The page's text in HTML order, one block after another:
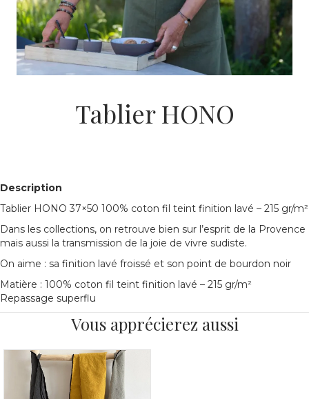
Tablier HONO
Description
Tablier HONO 37×50 100% coton fil teint finition lavé – 215 gr/m²
Dans les collections, on retrouve bien sur l’es­prit de la Provence
mais aussi la transmission de la joie de vivre sudiste.
On aime : sa finition lavé froissé et son point de bourdon noir
Matière : 100% coton fil teint finition lavé – 215 gr/m²
Repassage superflu
Vous apprécierez aussi